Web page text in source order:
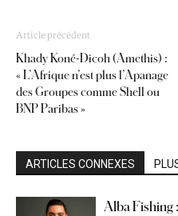
Article précédent
Khady Koné-Dicoh (Amethis) :
« L’Afrique n’est plus l’Apanage
des Groupes comme Shell ou
BNP Paribas »
ARTICLES CONNEXES
Alba Fishing